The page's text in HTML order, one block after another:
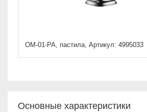
OM-01-PA, пастила, Артикул: 4995033
Основные характеристики